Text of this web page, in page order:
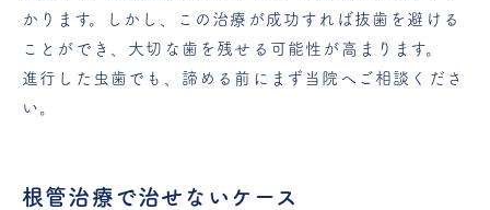
かります。しかし、この治療が成功すれば抜歯を避ける
ことができ、大切な歯を残せる可能性が高まります。
進行した虫歯でも、諦める前にまず当院へご相談くださ
い。
根管治療で治せないケース